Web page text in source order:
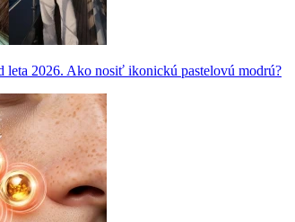
leta 2026. Ako nosiť ikonickú pastelovú modrú?